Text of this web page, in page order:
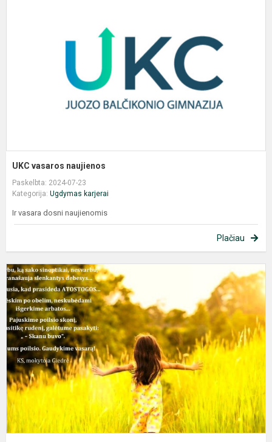
UKC vasaros naujienos
Paskelbta: 2024-07-23
Kategorija: Ugdymas karjerai
Ir vasara dosni naujienomis
Plačiau